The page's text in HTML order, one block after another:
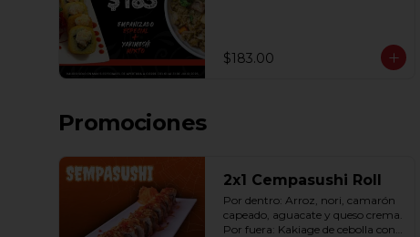
$183.00
Promociones
2x1 Cempasushi Roll
Por dentro: Arroz, nori, camarón
capeado, aguacate y queso crema.
Por fuera: Kakiage de cebolla con